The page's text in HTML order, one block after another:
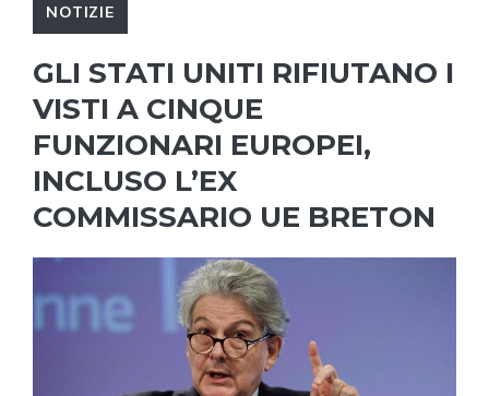
NOTIZIE
GLI STATI UNITI RIFIUTANO I
VISTI A CINQUE
FUNZIONARI EUROPEI,
INCLUSO L’EX
COMMISSARIO UE BRETON